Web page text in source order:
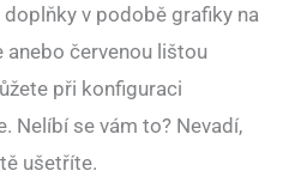
v podobě grafiky na
anebo červenou lištou
při konfiguraci
Nelíbí se vám to? Nevadí,
ušetříte.